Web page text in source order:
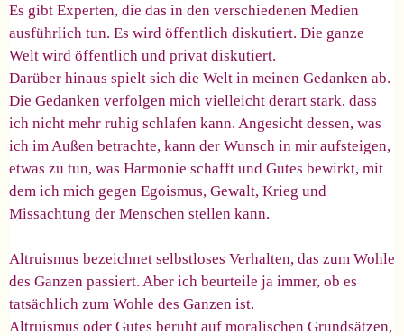
Es gibt Experten, die das in den verschiedenen Medien
ausführlich tun. Es wird öffentlich diskutiert. Die ganze
Welt wird öffentlich und privat diskutiert.
Darüber hinaus spielt sich die Welt in meinen Gedanken ab.
Die Gedanken verfolgen mich vielleicht derart stark, dass
ich nicht mehr ruhig schlafen kann. Angesicht dessen, was
ich im Außen betrachte, kann der Wunsch in mir aufsteigen,
etwas zu tun, was Harmonie schafft und Gutes bewirkt, mit
dem ich mich gegen Egoismus, Gewalt, Krieg und
Missachtung der Menschen stellen kann.
Altruismus bezeichnet selbstloses Verhalten, das zum Wohle
des Ganzen passiert. Aber ich beurteile ja immer, ob es
tatsächlich zum Wohle des Ganzen ist.
Altruismus oder Gutes beruht auf moralischen Grundsätzen,